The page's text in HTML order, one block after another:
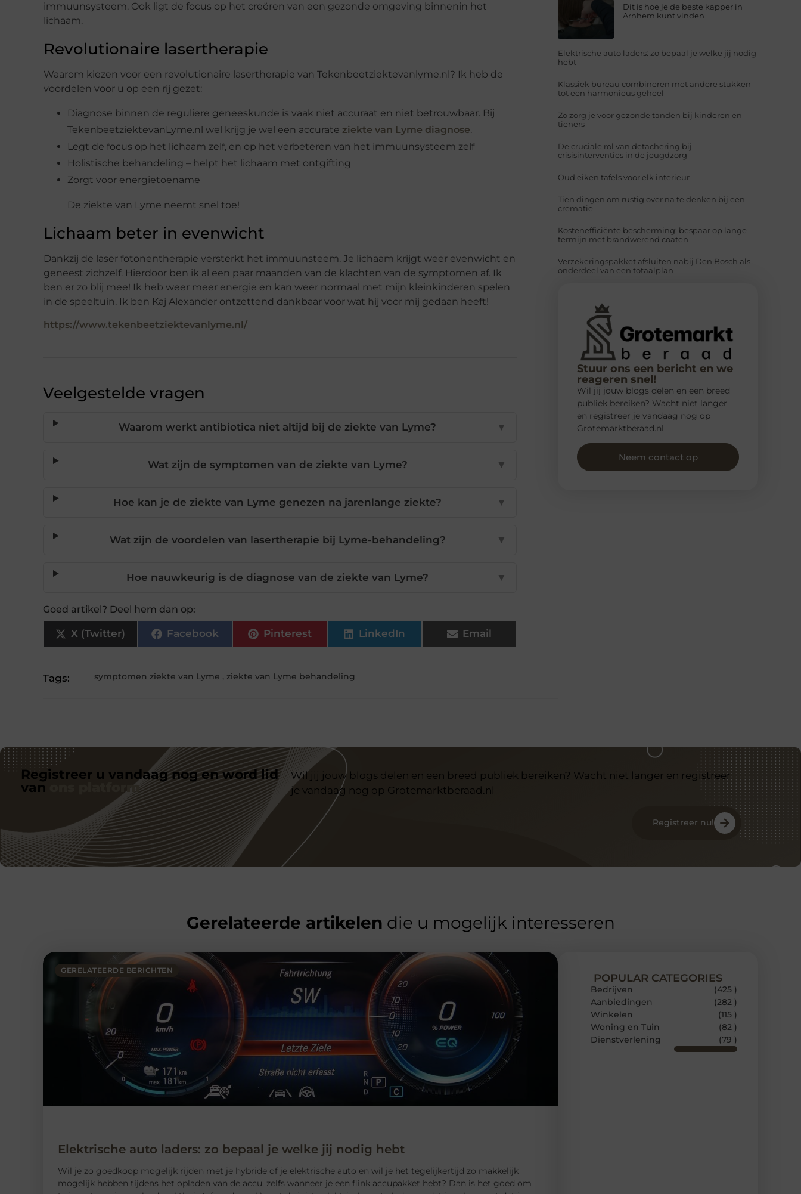
immuunsysteem. Ook ligt de focus op het creëren van een gezonde omgeving binnenin het
lichaam.
Revolutionaire lasertherapie
Waarom kiezen voor een revolutionaire lasertherapie van Tekenbeetziektevanlyme.nl? Ik heb de
voordelen voor u op een rij gezet:
Diagnose binnen de reguliere geneeskunde is vaak niet accuraat en niet betrouwbaar. Bij
TekenbeetziektevanLyme.nl wel krijg je wel een accurate ziekte van Lyme diagnose.
Legt de focus op het lichaam zelf, en op het verbeteren van het immuunsysteem zelf
Holistische behandeling – helpt het lichaam met ontgifting
Zorgt voor energietoename
De ziekte van Lyme neemt snel toe!
Lichaam beter in evenwicht
Dankzij de laser fotonentherapie versterkt het immuunsteem. Je lichaam krijgt weer evenwicht en
geneest zichzelf. Hierdoor ben ik al een paar maanden van de klachten van de symptomen af. Ik
ben er zo blij mee! Ik heb weer meer energie en kan weer normaal met mijn kleinkinderen spelen
in de speeltuin. Ik ben Kaj Alexander ontzettend dankbaar voor wat hij voor mij gedaan heeft!
https://www.tekenbeetziektevanlyme.nl/
Veelgestelde vragen
Waarom werkt antibiotica niet altijd bij de ziekte van Lyme? ▼
Wat zijn de symptomen van de ziekte van Lyme? ▼
Hoe kan je de ziekte van Lyme genezen na jarenlange ziekte? ▼
Wat zijn de voordelen van lasertherapie bij Lyme-behandeling? ▼
Hoe nauwkeurig is de diagnose van de ziekte van Lyme? ▼
Goed artikel? Deel hem dan op:
X (Twitter) Facebook Pinterest LinkedIn Email
Tags: symptomen ziekte van Lyme ,ziekte van Lyme behandeling
Dit is hoe je de beste kapper in
Arnhem kunt vinden
Elektrische auto laders: zo bepaal je welke jij nodig
hebt
Klassiek bureau combineren met andere stukken
tot een harmonieus geheel
Zo zorg je voor gezonde tanden bij kinderen en
tieners
De cruciale rol van detachering bij
crisisinterventies in de jeugdzorg
Oud eiken tafels voor elk interieur
Tien dingen om rustig over na te denken bij een
crematie
Kostenefficiënte bescherming: bespaar op lange
termijn met brandwerend coaten
Verzekeringspakket afsluiten nabij Den Bosch als
onderdeel van een totaalplan
Stuur ons een bericht en we
reageren snel!
Wil jij jouw blogs delen en een breed
publiek bereiken? Wacht niet langer
en registreer je vandaag nog op
Grotemarktberaad.nl
Neem contact op
Registreer u vandaag nog en word lid
van
ons platform
Wil jij jouw blogs delen en een breed publiek bereiken? Wacht niet langer en registreer
je vandaag nog op Grotemarktberaad.nl
Registreer nu!
Gerelateerde artikelen die u mogelijk interesseren
GERELATEERDE BERICHTEN
Elektrische auto laders: zo bepaal je welke jij nodig hebt
Wil je zo goedkoop mogelijk rijden met je hybride of je elektrische auto en wil je het tegelijkertijd zo makkelijk
mogelijk hebben tijdens het opladen van de accu, zelfs wanneer je een flink accupakket hebt? Dan is het goed om
POPULAR CATEGORIES
Bedrijven
(425 )
Aanbiedingen
(282 )
Winkelen
(115 )
Woning en Tuin
(82 )
Dienstverlening
(79 )